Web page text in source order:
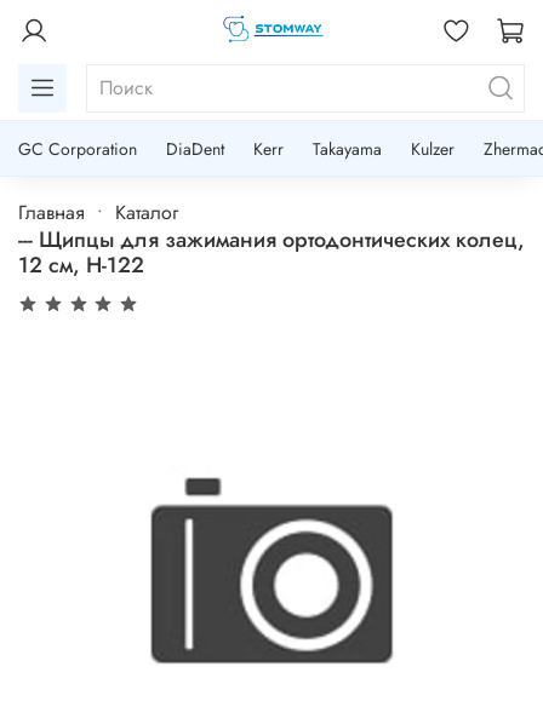
GC Corporation DiaDent Kerr Takayama Kulzer
Главная Каталог
--- Щипцы для зажимания ортодонтических колец,
12 см, H-122